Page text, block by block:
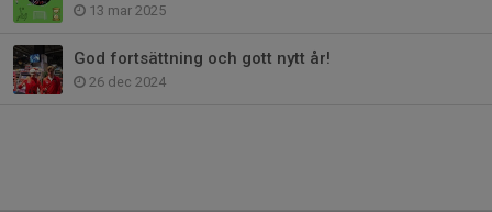
13 mar 2025
God fortsättning och gott nytt år!
26 dec 2024